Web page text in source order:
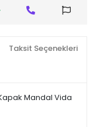
Taksit Seçenekleri
Mandal Vida